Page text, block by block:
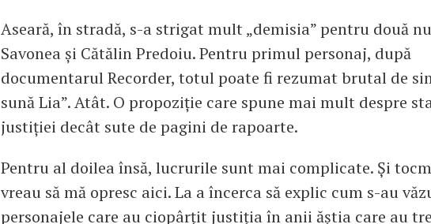
Aseară, în stradă, s-a strigat mult „demisia” pentru două
Savonea și Cătălin Predoiu. Pentru primul personaj, după
documentarul Recorder, totul poate fi rezumat brutal de
sună Lia”. Atât. O propoziție care spune mai mult despre
justiției decât sute de pagini de rapoarte.
Pentru al doilea însă, lucrurile sunt mai complicate. Și
vreau să mă opresc aici. La a încerca să explic cum s-au
personajele care au ciopârțit justiția în anii ăștia care au